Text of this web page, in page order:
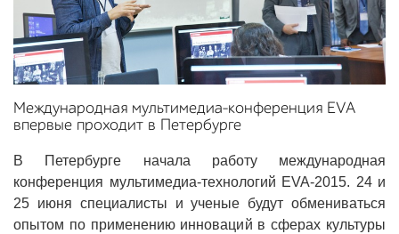
Международная мультимедиа-конференция EVA
впервые проходит в Петербурге
В Петербурге начала работу международная
конференция мультимедиа-технологий EVA-2015. 24 и
25 июня специалисты и ученые будут обмениваться
опытом по применению инноваций в сферах культуры